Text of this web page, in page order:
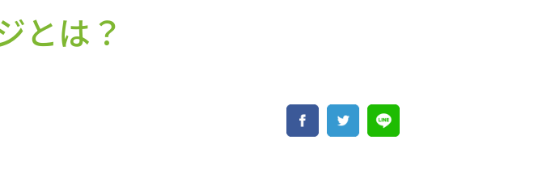
とは？